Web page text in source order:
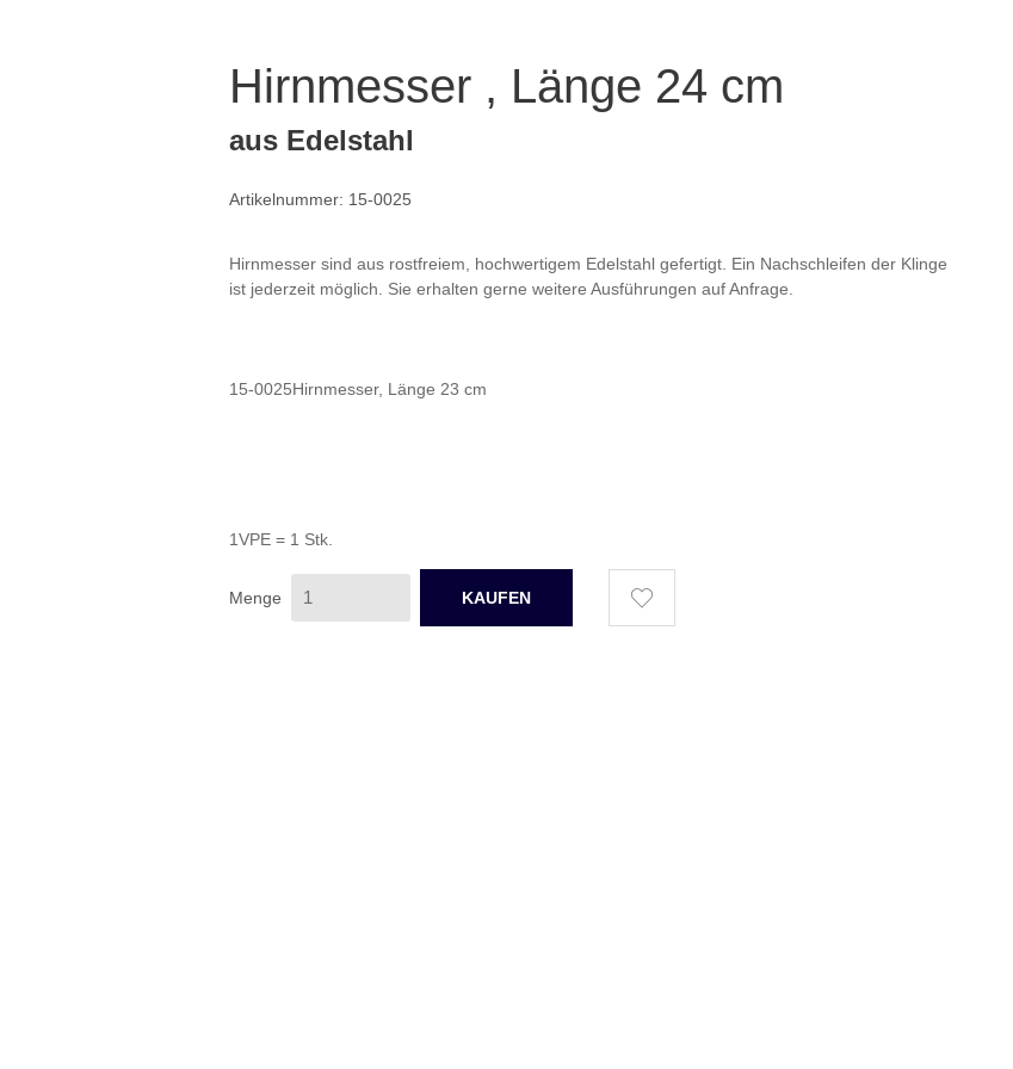
Hirnmesser , Länge 24 cm
aus Edelstahl
Artikelnummer: 15-0025
Hirnmesser sind aus rostfreiem, hochwertigem Edelstahl gefertigt. Ein Nachschleifen der Klinge
ist jederzeit möglich. Sie erhalten gerne weitere Ausführungen auf Anfrage.
15-0025Hirnmesser, Länge 23 cm
1VPE = 1 Stk.
Menge